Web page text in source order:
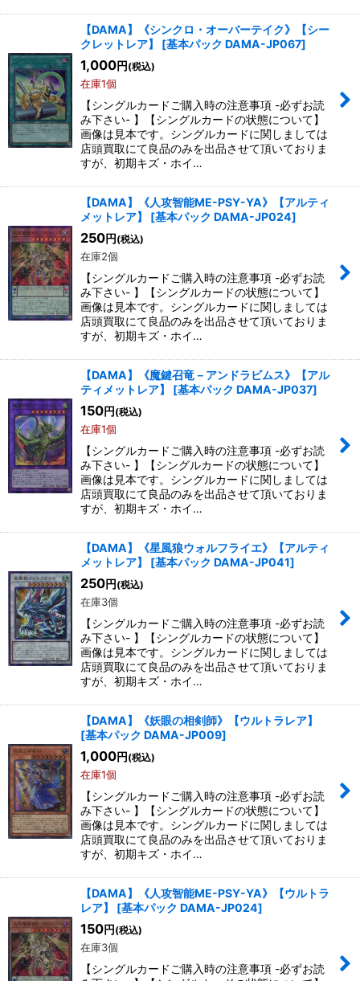
【DAMA】《シンクロ・オーバーテイク》【シー
クレットレア】
[基本パック DAMA-JP067]
1,000円 (税込)
在庫1個
【シングルカードご購入時の注意事項 -必ずお読
み下さい- 】【シングルカードの状態について】
画像は見本です。シングルカードに関しましては
店頭買取にて良品のみを出品させて頂いておりま
すが、初期キズ・ホイ…
【DAMA】《人攻智能ME-PSY-YA》【アルティ
メットレア】
[基本パック DAMA-JP024]
250円 (税込)
在庫2個
【シングルカードご購入時の注意事項 -必ずお読
み下さい- 】【シングルカードの状態について】
画像は見本です。シングルカードに関しましては
店頭買取にて良品のみを出品させて頂いておりま
すが、初期キズ・ホイ…
【DAMA】《魔鍵召竜－アンドラビムス》【アル
ティメットレア】
[基本パック DAMA-JP037]
150円 (税込)
在庫1個
【シングルカードご購入時の注意事項 -必ずお読
み下さい- 】【シングルカードの状態について】
画像は見本です。シングルカードに関しましては
店頭買取にて良品のみを出品させて頂いておりま
すが、初期キズ・ホイ…
【DAMA】《星風狼ウォルフライエ》【アルティ
メットレア】
[基本パック DAMA-JP041]
250円 (税込)
在庫3個
【シングルカードご購入時の注意事項 -必ずお読
み下さい- 】【シングルカードの状態について】
画像は見本です。シングルカードに関しましては
店頭買取にて良品のみを出品させて頂いておりま
すが、初期キズ・ホイ…
【DAMA】《妖眼の相剣師》【ウルトラレア】
[基本パック DAMA-JP009]
1,000円 (税込)
在庫1個
【シングルカードご購入時の注意事項 -必ずお読
み下さい- 】【シングルカードの状態について】
画像は見本です。シングルカードに関しましては
店頭買取にて良品のみを出品させて頂いておりま
すが、初期キズ・ホイ…
【DAMA】《人攻智能ME-PSY-YA》【ウルトラ
レア】
[基本パック DAMA-JP024]
150円 (税込)
在庫3個
【シングルカードご購入時の注意事項 -必ずお読